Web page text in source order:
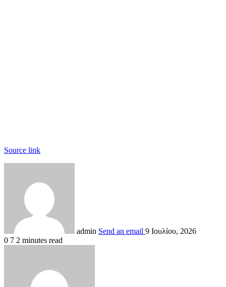
Source link
admin Send an email 9 Ιουλίου, 2026
0 7 2 minutes read